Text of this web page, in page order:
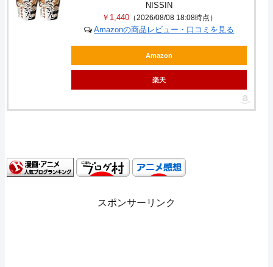
NISSIN
￥1,440（2026/08/08 18:08時点）
Amazonの商品レビュー・口コミを見る
Amazon
楽天
スポンサーリンク